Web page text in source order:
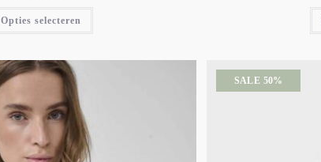
Opties selecteren
SALE 50%